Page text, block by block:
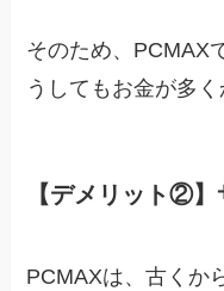
そのため、PCMAX
うしてもお金が多
【デメリット②
PCMAXは、古くか